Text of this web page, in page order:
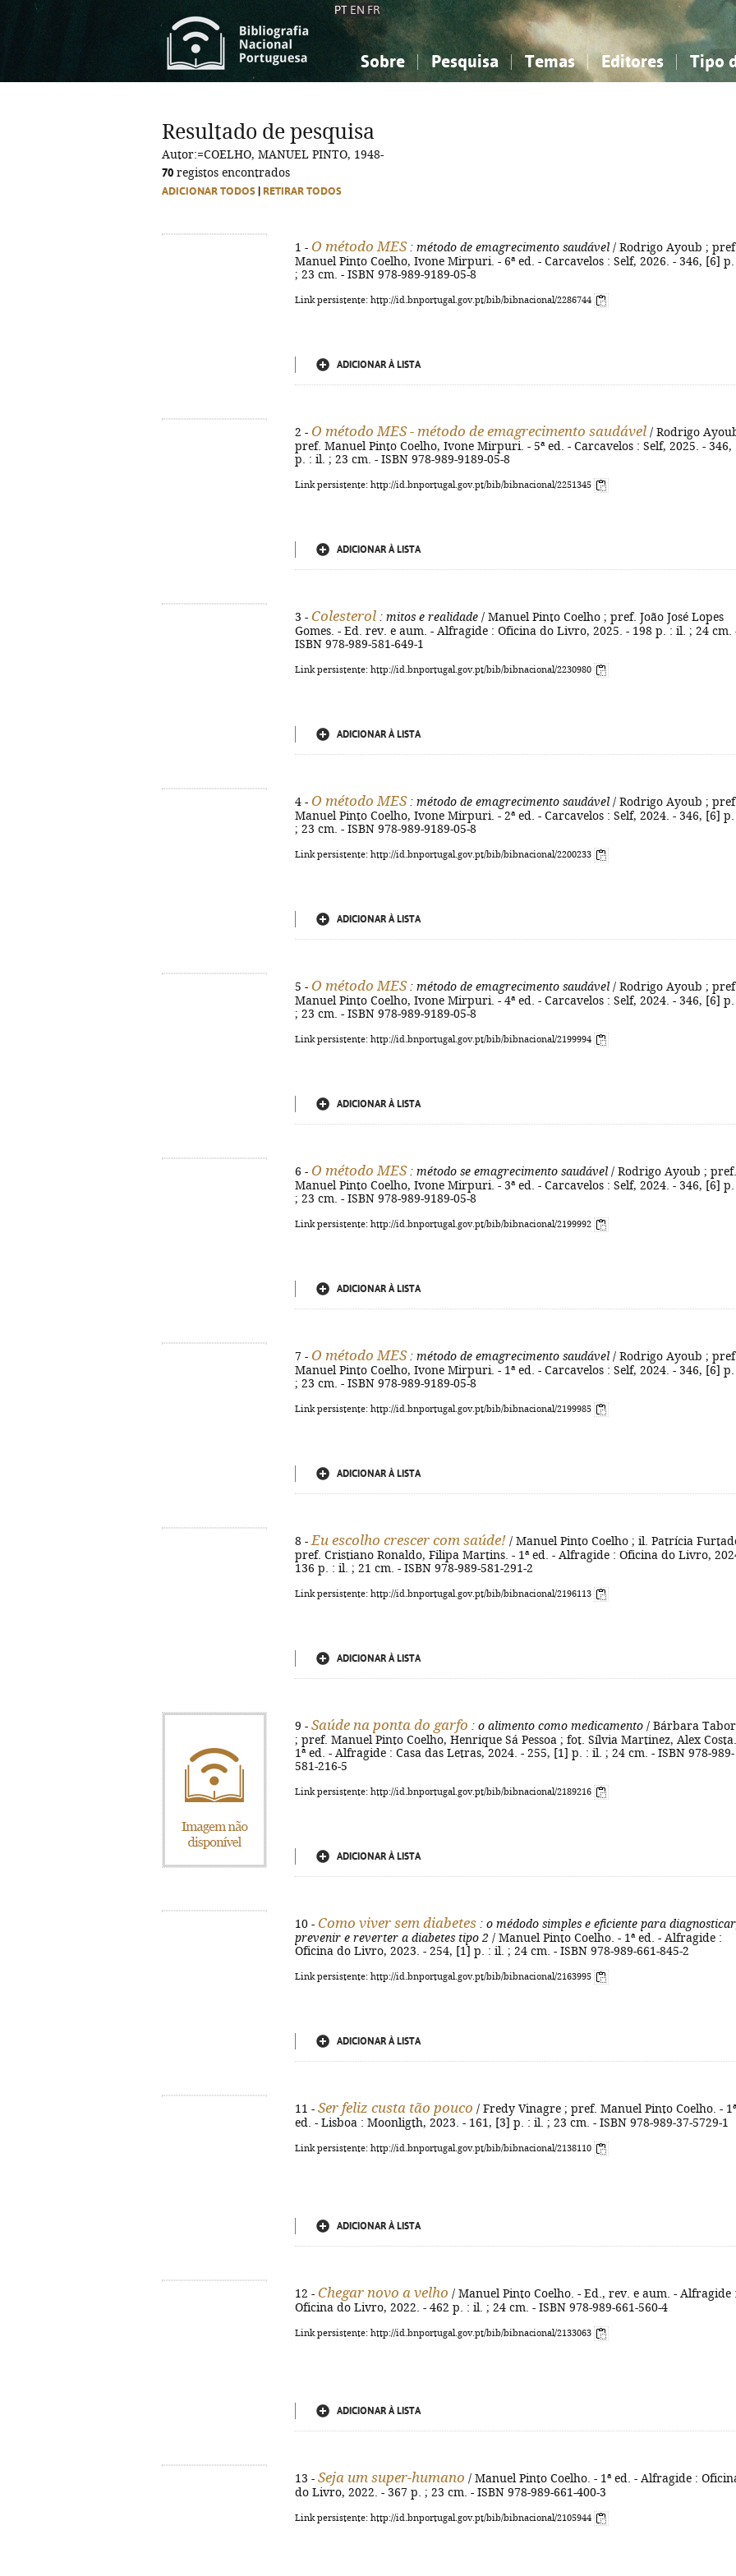
PT EN FR
Sobre Pesquisa Temas
Ciências sociais...
Editores Tipo
Ciências sociais...
Resultado de pesquisa
Autor:=COELHO, MANUEL PINTO, 1948-
70 registos encontrados
ADICIONAR TODOS RETIRAR TODOS
1 - O método MES: método de emagrecimento saudável / Rodrigo Ayoub ; pref.
Manuel Pinto Coelho, Ivone Mirpuri. - 6ª ed. - Carcavelos : Self, 2026. - 346, [6] p.
; 23 cm. - ISBN 978-989-9189-05-8
Link persistente: http://id.bnportugal.gov.pt/bib/bibnacional/2286744
ADICIONAR À LISTA
2 - O método MES - método de emagrecimento saudável / Rodrigo
pref. Manuel Pinto Coelho, Ivone Mirpuri. - 5ª ed. - Carcavelos : Self, 2025. - 346,
p. : il. ; 23 cm. - ISBN 978-989-9189-05-8
Link persistente: http://id.bnportugal.gov.pt/bib/bibnacional/2251345
ADICIONAR À LISTA
3 - Colesterol : mitos e realidade / Manuel Pinto Coelho ; pref. João José Lopes
Gomes. - Ed. rev. e aum. - Alfragide : Oficina do Livro, 2025. - 198 p. : il. ; 24 cm.
ISBN 978-989-581-649-1
Link persistente: http://id.bnportugal.gov.pt/bib/bibnacional/2230980
ADICIONAR À LISTA
4 - O método MES: método de emagrecimento saudável / Rodrigo Ayoub ; pref.
Manuel Pinto Coelho, Ivone Mirpuri. - 2ª ed. - Carcavelos : Self, 2024. - 346, [6] p.
; 23 cm. - ISBN 978-989-9189-05-8
Link persistente: http://id.bnportugal.gov.pt/bib/bibnacional/2200233
ADICIONAR À LISTA
5 - O método MES: método de emagrecimento saudável / Rodrigo Ayoub ; pref.
Manuel Pinto Coelho, Ivone Mirpuri. - 4ª ed. - Carcavelos : Self, 2024. - 346, [6] p.
; 23 cm. - ISBN 978-989-9189-05-8
Link persistente: http://id.bnportugal.gov.pt/bib/bibnacional/2199994
ADICIONAR À LISTA
6 - O método MES: método se emagrecimento saudável / Rodrigo Ayoub ; pref.
Manuel Pinto Coelho, Ivone Mirpuri. - 3ª ed. - Carcavelos : Self, 2024. - 346, [6] p.
; 23 cm. - ISBN 978-989-9189-05-8
Link persistente: http://id.bnportugal.gov.pt/bib/bibnacional/2199992
ADICIONAR À LISTA
7 - O método MES: método de emagrecimento saudável / Rodrigo Ayoub ; pref.
Manuel Pinto Coelho, Ivone Mirpuri. - 1ª ed. - Carcavelos : Self, 2024. - 346, [6] p.
; 23 cm. - ISBN 978-989-9189-05-8
Link persistente: http://id.bnportugal.gov.pt/bib/bibnacional/2199985
ADICIONAR À LISTA
8 - Eu escolho crescer com saúde! / Manuel Pinto Coelho ; il. Patrícia
pref. Cristiano Ronaldo, Filipa Martins. - 1ª ed. - Alfragide : Oficina do Livro,
136 p. : il. ; 21 cm. - ISBN 978-989-581-291-2
Link persistente: http://id.bnportugal.gov.pt/bib/bibnacional/2196113
ADICIONAR À LISTA
9 - Saúde na ponta do garfo : o alimento como medicamento / Bárbara
; pref. Manuel Pinto Coelho, Henrique Sá Pessoa ; fot. Sílvia Martinez, Alex
1ª ed. - Alfragide : Casa das Letras, 2024. - 255, [1] p. : il. ; 24 cm. - ISBN 978-989-
581-216-5
Link persistente: http://id.bnportugal.gov.pt/bib/bibnacional/2189216
ADICIONAR À LISTA
10 - Como viver sem diabetes : o médodo simples e eficiente para
prevenir e reverter a diabetes tipo 2 / Manuel Pinto Coelho. - 1ª ed. - Alfragide :
Oficina do Livro, 2023. - 254, [1] p. : il. ; 24 cm. - ISBN 978-989-661-845-2
Link persistente: http://id.bnportugal.gov.pt/bib/bibnacional/2163995
ADICIONAR À LISTA
11 - Ser feliz custa tão pouco / Fredy Vinagre ; pref. Manuel Pinto Coelho. - 1ª
ed. - Lisboa : Moonligth, 2023. - 161, [3] p. : il. ; 23 cm. - ISBN 978-989-37-5729-1
Link persistente: http://id.bnportugal.gov.pt/bib/bibnacional/2138110
ADICIONAR À LISTA
12 - Chegar novo a velho / Manuel Pinto Coelho. - Ed., rev. e aum. - Alfragide :
Oficina do Livro, 2022. - 462 p. : il. ; 24 cm. - ISBN 978-989-661-560-4
Link persistente: http://id.bnportugal.gov.pt/bib/bibnacional/2133063
ADICIONAR À LISTA
13 - Seja um super-humano / Manuel Pinto Coelho. - 1ª ed. - Alfragide :
do Livro, 2022. - 367 p. ; 23 cm. - ISBN 978-989-661-400-3
Link persistente: http://id.bnportugal.gov.pt/bib/bibnacional/2105944